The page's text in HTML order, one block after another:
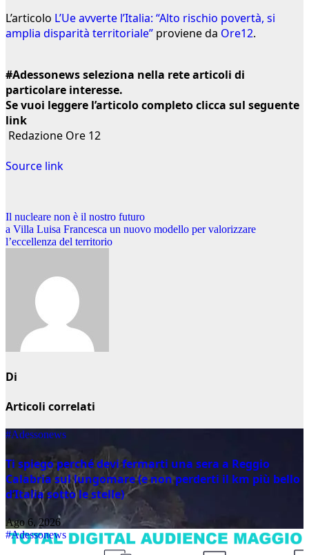
L’articolo L’Ue avverte l’Italia: “Alto rischio povertà, si
amplia disparità territoriale” proviene da Ore12.
#Adessonews seleziona nella rete articoli di
particolare interesse.
Se vuoi leggere l’articolo completo clicca sul seguente
link
Redazione Ore 12
Source link
Navigazione
articoli
Il nucleare non è il nostro futuro
a Villa Luisa Francesca un nuovo modello per valorizzare
l’eccellenza del territorio
Di
Articoli correlati
#Adessonews
Ti spiego perché devi fermarti una sera a Reggio
Calabria sul lungomare (e non perderti il km più bello
d’Italia sotto le stelle)
Ago 6, 2026
#Adessonews